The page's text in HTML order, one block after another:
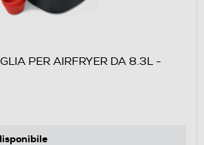
PER AIRFRYER DA 8.3L -